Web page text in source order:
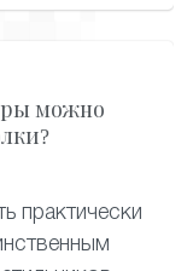
можно
практически